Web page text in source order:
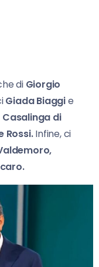
di Giorgio
Giada Biaggie
Casalinga di
Rossi.Infine, ci